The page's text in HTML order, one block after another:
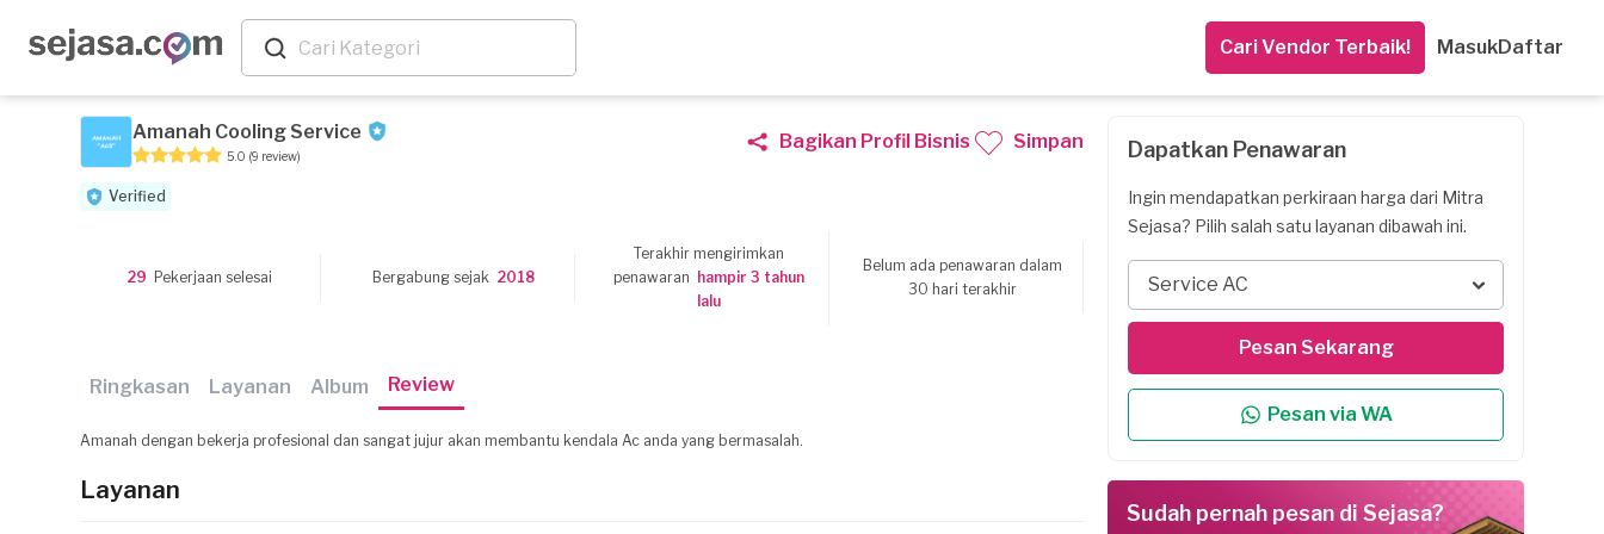
Cari Vendor Terbaik! MasukDaftar
Amanah Cooling Service
5.0 (9 review)
Bagikan Profil Bisnis Simpan
Verified
29 Pekerjaan selesai Bergabung sejak 2018
Terakhir mengirimkan
penawaran hampir 3 tahun
lalu
Belum ada penawaran dalam
30 hari terakhir
Ringkasan Layanan Album Review
Amanah dengan bekerja profesional dan sangat jujur akan membantu kendala Ac anda yang bermasalah.
Layanan
Dapatkan Penawaran
Ingin mendapatkan perkiraan harga dari Mitra
Sejasa? Pilih salah satu layanan dibawah ini.
Service AC
Pesan Sekarang
Pesan via WA
Sudah pernah pesan di Sejasa?